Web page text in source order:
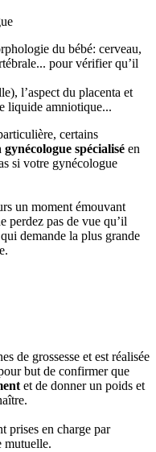
du bébé: cerveau,
pour vérifier qu’il
l’aspect du placenta et
liquide amniotique...
certains
spécialisé en
si votre gynécologue
un moment émouvant
perdez pas de vue qu’il
demande la plus grande
de grossesse et est réalisée
but de confirmer que
et de donner un poids et
prises en charge par
mutuelle.